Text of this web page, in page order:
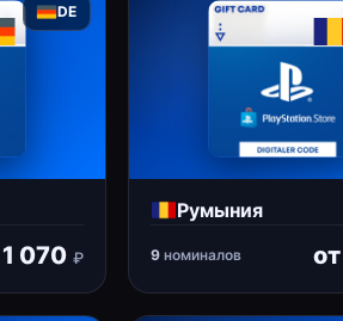
DE
1 070 ₽
Румыния
9 номиналов от